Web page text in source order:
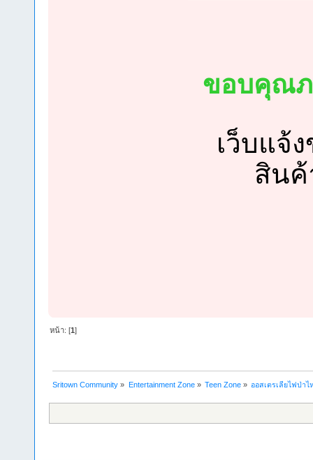
ขอบคุณภ
เว็บแจ้
สิน
หน้า: [1]
Sritown Community » Entertainment Zone» Teen Zone» ออสเตรเลียไฟป่า